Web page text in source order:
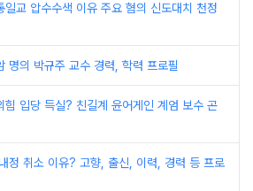
일교 압수수색 이유 주요 혐의 신도대치 천정
명의 박규주 교수 경력, 학력 프로필
힘 입당 득실? 친길계 윤어게인 계엄 보수 곤
정 취소 이유? 고향, 출신, 이력, 경력 등 프로